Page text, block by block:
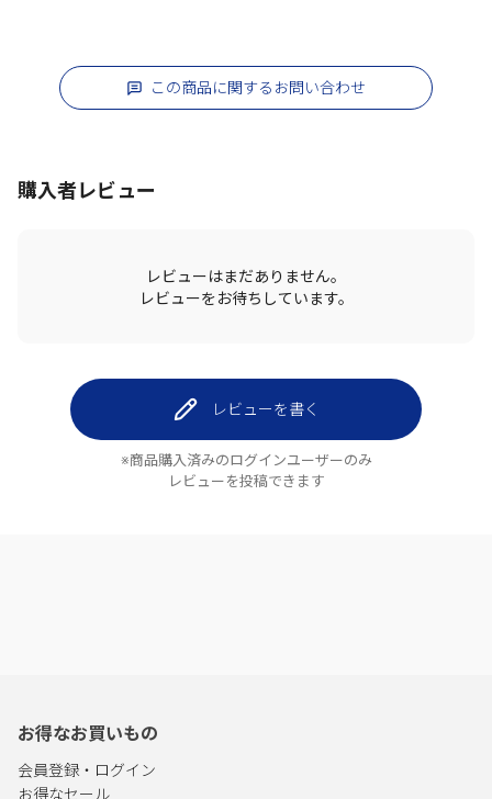
この商品に関するお問い合わせ
購入者レビュー
レビューはまだありません。
レビューをお待ちしています。
レビューを書く
※商品購入済みのログインユーザーのみ
レビューを投稿できます
お得なお買いもの
会員登録・ログイン
お得なセール